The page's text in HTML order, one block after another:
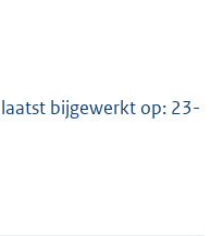
bijgewerkt op: 23-